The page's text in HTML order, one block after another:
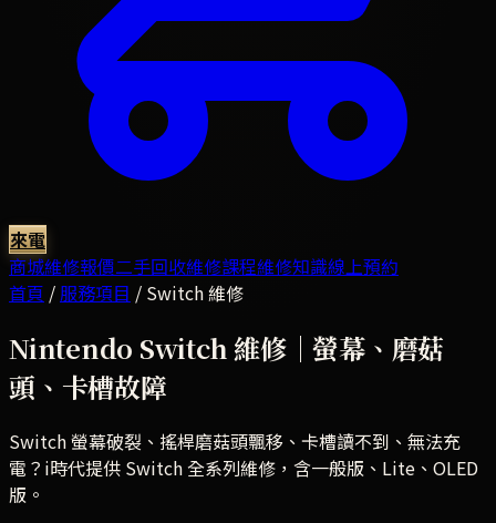
來電
商城維修報價二手回收維修課程維修知識線上預約
首頁 /服務項目 / Switch 維修
Nintendo Switch 維修｜螢幕、磨菇
頭、卡槽故障
Switch 螢幕破裂、搖桿磨菇頭飄移、卡槽讀不到、無法充
電？i時代提供 Switch 全系列維修，含一般版、Lite、OLED
版。